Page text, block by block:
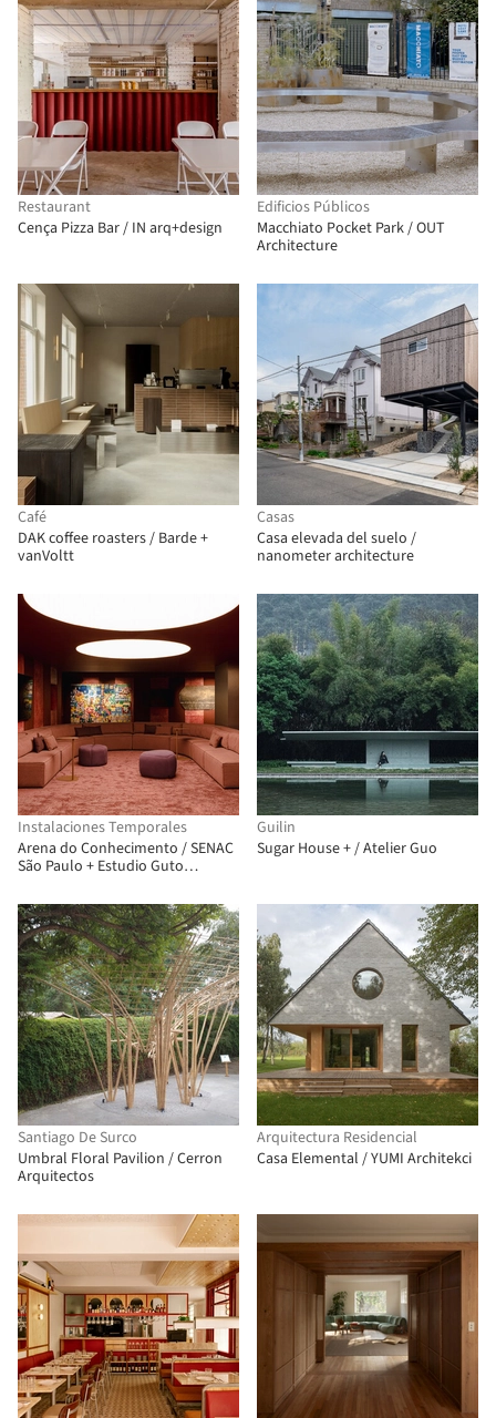
Restaurant
Cença Pizza Bar / IN arq+design
Edificios Públicos
Macchiato Pocket Park / OUT
Architecture
Café
DAK coffee roasters / Barde +
vanVoltt
Casas
Casa elevada del suelo /
nanometer architecture
Instalaciones Temporales
Arena do Conhecimento / SENAC
São Paulo + Estudio Guto
Guilin
Sugar House + / Atelier Guo
Santiago De Surco
Umbral Floral Pavilion / Cerron
Arquitectos
Arquitectura Residencial
Casa Elemental / YUMI Architekci